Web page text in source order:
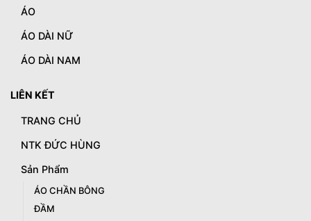
ÁO
ÁO DÀI NỮ
ÁO DÀI NAM
LIÊN KẾT
TRANG CHỦ
NTK ĐỨC HÙNG
Sản Phẩm
ÁO CHẦN BÔNG
ĐẦM